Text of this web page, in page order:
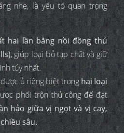
nhẹ, là yếu tố quan trọng
hai lần bằng nồi đồng thủ
, giúp loại bỏ tạp chất và giữ
túy nhất.
ủ riêng biệt tronghai loại
phối trộn thủ công để đạt
hảo giữa vị ngọt và vị cay,
sâu.